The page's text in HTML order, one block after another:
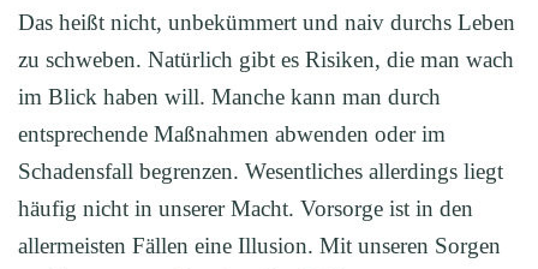
Das heißt nicht, unbekümmert und naiv durchs Leben
zu schweben. Natürlich gibt es Risiken, die man wach
im Blick haben will. Manche kann man durch
entsprechende Maßnahmen abwenden oder im
Schadensfall begrenzen. Wesentliches allerdings liegt
häufig nicht in unserer Macht. Vorsorge ist in den
allermeisten Fällen eine Illusion. Mit unseren Sorgen